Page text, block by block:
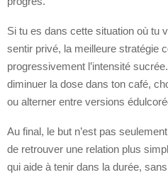
Si tu es dans cette situation où tu
sentir privé, la meilleure stratégie
progressivement l’intensité
diminuer la dose dans ton café,
ou alterner entre versions
Au final, le but n’est pas
de retrouver une relation plus
qui aide à tenir dans la durée,